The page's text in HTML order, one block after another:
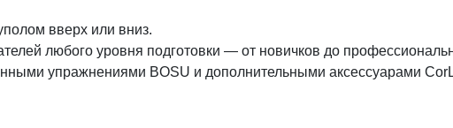
вверх или вниз.
любого уровня подготовки — от новичков до
упражнениями BOSU и дополнительными аксессуарами